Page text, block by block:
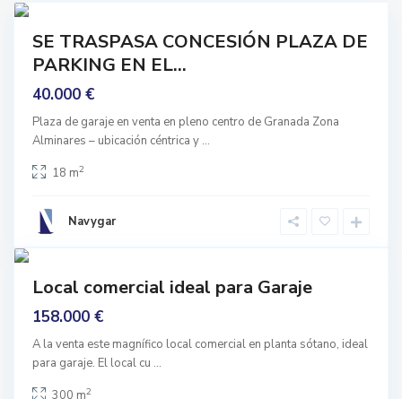
SE TRASPASA CONCESIÓN PLAZA DE
PARKING EN EL...
40.000 €
Plaza de garaje en venta en pleno centro de Granada Zona
Alminares – ubicación céntrica y ...
18 m2
Navygar
n
d
,
G
r
a
n
Local comercial ideal para Garaje
158.000 €
A la venta este magnífico local comercial en planta sótano, ideal
para garaje. El local cu ...
300 m2
R
c
a
,
G
r
a
m
i
n
o